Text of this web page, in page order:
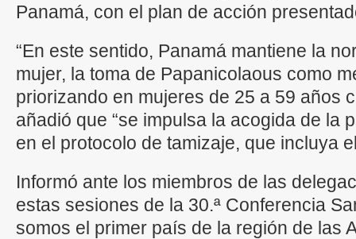
Panamá, con el plan de acción
“En este sentido, Panamá mantiene la
mujer, la toma de Papanicolaous como
priorizando en mujeres de 25 a 59 años
añadió que “se impulsa la acogida de la
en el protocolo de tamizaje, que incluya
Informó ante los miembros de las
estas sesiones de la 30.ª Conferencia
somos el primer país de la región de las